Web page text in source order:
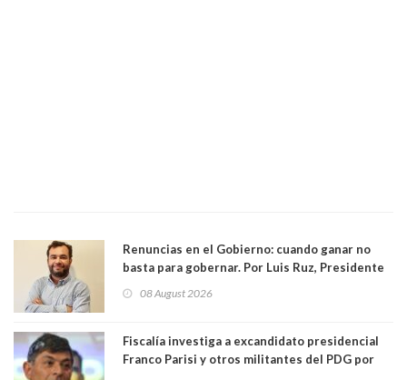
Renuncias en el Gobierno: cuando ganar no
basta para gobernar. Por Luis Ruz, Presidente
08 August 2026
Fiscalía investiga a excandidato presidencial
Franco Parisi y otros militantes del PDG por